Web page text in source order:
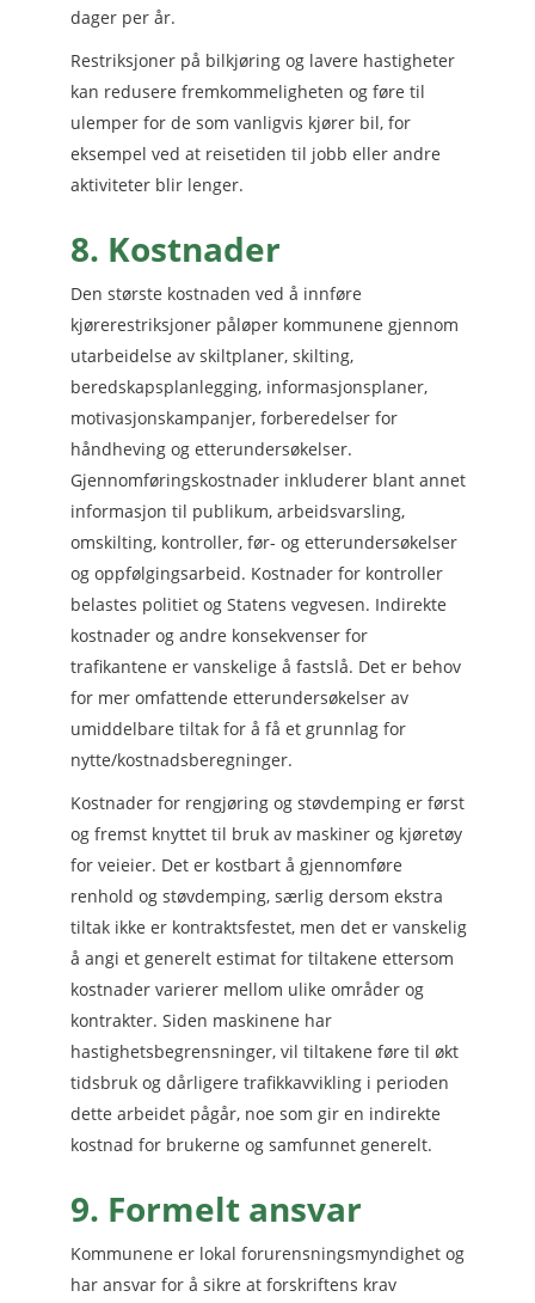
dager per år.
Restriksjoner på bilkjøring og lavere hastigheter
kan redusere fremkommeligheten og føre til
ulemper for de som vanligvis kjører bil, for
eksempel ved at reisetiden til jobb eller andre
aktiviteter blir lenger.
8. Kostnader
Den største kostnaden ved å innføre
kjørerestriksjoner påløper kommunene gjennom
utarbeidelse av skiltplaner, skilting,
beredskapsplanlegging, informasjonsplaner,
motivasjonskampanjer, forberedelser for
håndheving og etterundersøkelser.
Gjennomføringskostnader inkluderer blant annet
informasjon til publikum, arbeidsvarsling,
omskilting, kontroller, før- og etterundersøkelser
og oppfølgingsarbeid. Kostnader for kontroller
belastes politiet og Statens vegvesen. Indirekte
kostnader og andre konsekvenser for
trafikantene er vanskelige å fastslå. Det er behov
for mer omfattende etterundersøkelser av
umiddelbare tiltak for å få et grunnlag for
nytte/kostnadsberegninger.
Kostnader for rengjøring og støvdemping er først
og fremst knyttet til bruk av maskiner og kjøretøy
for veieier. Det er kostbart å gjennomføre
renhold og støvdemping, særlig dersom ekstra
tiltak ikke er kontraktsfestet, men det er vanskelig
å angi et generelt estimat for tiltakene ettersom
kostnader varierer mellom ulike områder og
kontrakter. Siden maskinene har
hastighetsbegrensninger, vil tiltakene føre til økt
tidsbruk og dårligere trafikkavvikling i perioden
dette arbeidet pågår, noe som gir en indirekte
kostnad for brukerne og samfunnet generelt.
9. Formelt ansvar
Kommunene er lokal forurensningsmyndighet og
har ansvar for å sikre at forskriftens krav